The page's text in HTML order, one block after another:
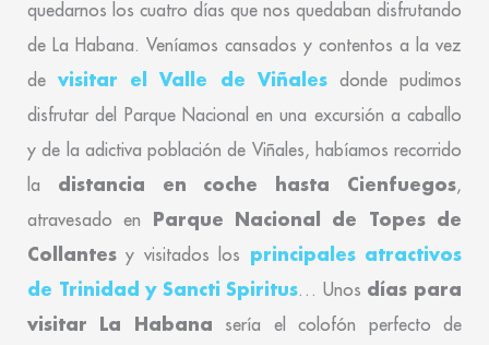
quedarnos los cuatro días que nos quedaban disfrutando
de La Habana. Veníamos cansados y contentos a la vez
devisitar el Valle de Viñalesdonde pudimos
disfrutar del Parque Nacional en una excursión a caballo
y de la adictiva población de Viñales, habíamos recorrido
la distancia en coche hasta Cienfuegos,
atravesado en Parque Nacional de Topes de
Collantes y visitados los principales atractivos
de Trinidad y Sancti Spiritus… Unos días para
visitar La Habana sería el colofón perfecto de